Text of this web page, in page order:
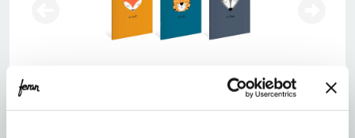
Pack 10 cuadernos a6 puntos 32